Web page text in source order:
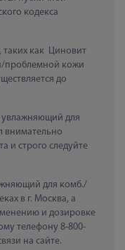
кодекса
как  Циновит
проблемной кожи
до
для
и строго следуйте
для комб./
в г. Москва, а
и дозировке
телефону 8-800-
на сайте.